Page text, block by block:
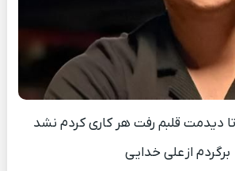
دیدمت قلبم رفت هر کاری کردم نشد
برگردم از علی خدایی